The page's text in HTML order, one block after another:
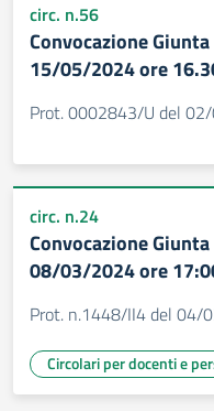
circ. n.56
Convocazione
15/05/2024 ore
Prot. 0002843/U del
circ. n.24
Convocazione
08/03/2024 ore
Prot. n.1448/II4 del 04/
Circolari per docenti e